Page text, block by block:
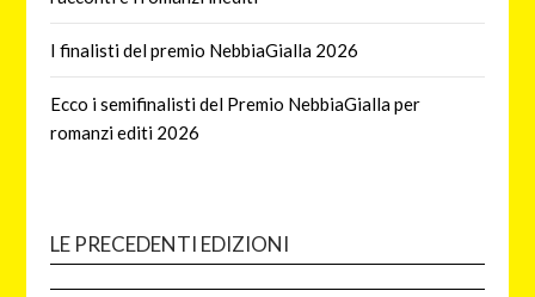
I finalisti del premio NebbiaGialla 2026
Ecco i semifinalisti del Premio NebbiaGialla per
romanzi editi 2026
LE PRECEDENTI EDIZIONI